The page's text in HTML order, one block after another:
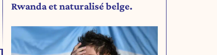
Rwanda et naturalisé belge.